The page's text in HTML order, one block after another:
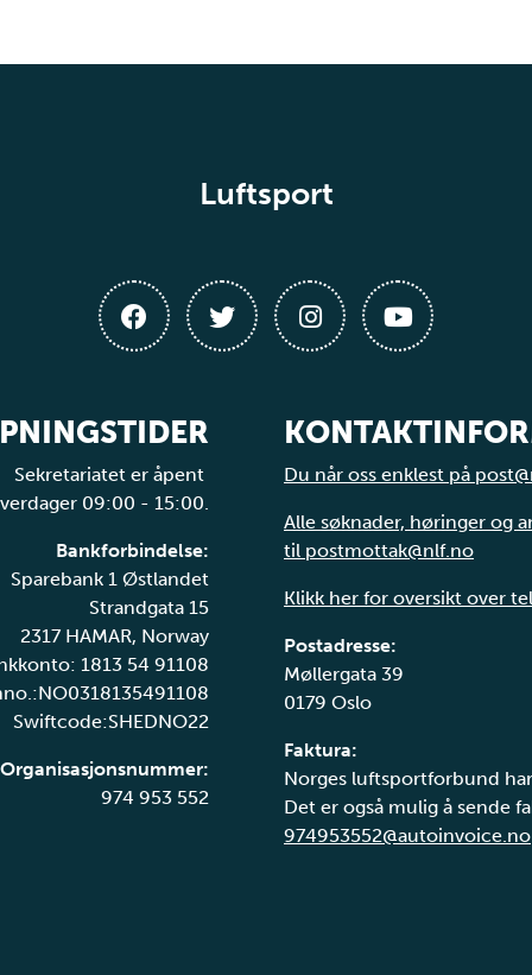
Luftsport
Sekretariatet er åpent
09:00 - 15:00.
Bankforbindelse:
Sparebank 1 Østlandet
Strandgata 15
2317 HAMAR, Norway
1813 54 91108
Swiftcode:SHEDNO22
Organisasjonsnummer:
974 953 552
Du når oss enklest på
Alle søknader, høringer og
til postmottak@nlf.no
Klikk her for oversikt over
Postadresse:
Møllergata 39
0179 Oslo
Faktura:
Norges luftsportforbund har
Det er også mulig å sende
974953552@autoinvoice.no